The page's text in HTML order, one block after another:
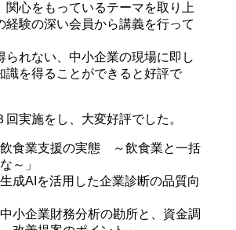
関心をもっているテーマを取り上
経験の深い会員から講義を行って
られない、中小企業の現場に即し
識を得ることができると好評で
実施をし、大変好評でした。
食業支援の実態 ～飲食業と一括
～」
成AIを活用した企業診断の品質向
小企業財務分析の勘所と、資金調